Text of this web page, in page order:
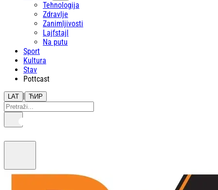
Tehnologija
Zdravlje
Zanimljivosti
Lajfstajl
Na putu
Sport
Kultura
Stav
Pottcast
LAT | ЋИР